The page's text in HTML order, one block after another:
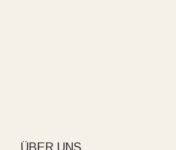
ÜBER UNS